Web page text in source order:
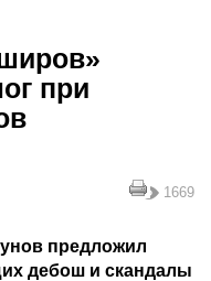
при
1669
предложил
дебош и скандалы